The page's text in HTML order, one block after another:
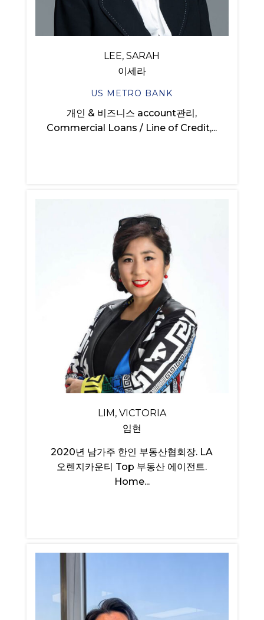
LEE, SARAH
이세라
US METRO BANK
개인 & 비즈니스 account관리,
Commercial Loans / Line of Credit,...
LIM, VICTORIA
임현
2020년 남가주 한인 부동산협회장. LA
오렌지카운티 Top 부동산 에이전트.
Home...